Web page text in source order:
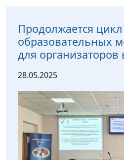
Продолжается
образовательных
для
28.05.2025